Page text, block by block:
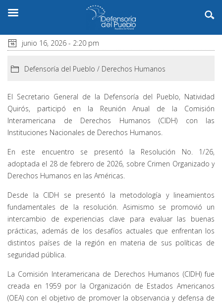
junio 16, 2026 - 2:20 pm
Defensoría del Pueblo / Derechos Humanos
El Secretario General de la Defensoría del Pueblo, Natividad
Quirós, participó en la Reunión Anual de la Comisión
Interamericana de Derechos Humanos (CIDH) con las
Instituciones Nacionales de Derechos Humanos.
En este encuentro se presentó la Resolución No. 1/26,
adoptada el 28 de febrero de 2026, sobre Crimen Organizado y
Derechos Humanos en las Américas.
Desde la CIDH se presentó la metodología y lineamientos
fundamentales de la resolución. Asimismo se promovió un
intercambio de experiencias clave para evaluar las buenas
prácticas, además de los desafíos actuales que enfrentan los
distintos países de la región en materia de sus políticas de
seguridad pública.
La Comisión Interamericana de Derechos Humanos (CIDH) fue
creada en 1959 por la Organización de Estados Americanos
(OEA) con el objetivo de promover la observancia y defensa de